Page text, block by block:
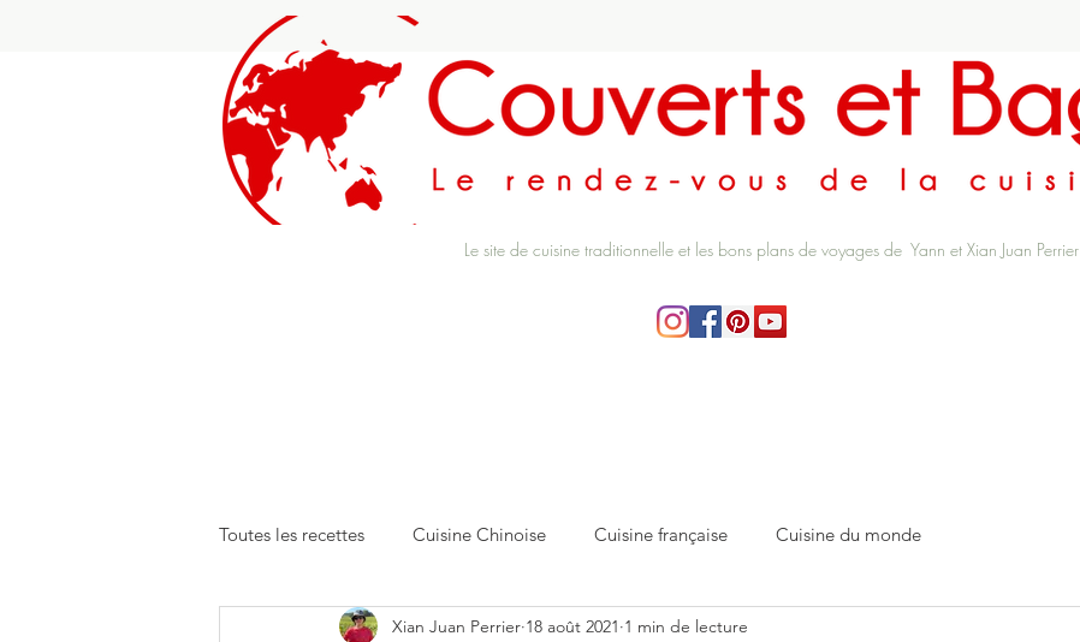
Le site de cuisine traditionnelle et les bons plans de voyages de Yann et Xian Juan Perrier
Toutes les recettes Cuisine Chinoise Cuisine française Cuisine du monde
Xian Juan Perrier 18 août 2021 1 min de lecture